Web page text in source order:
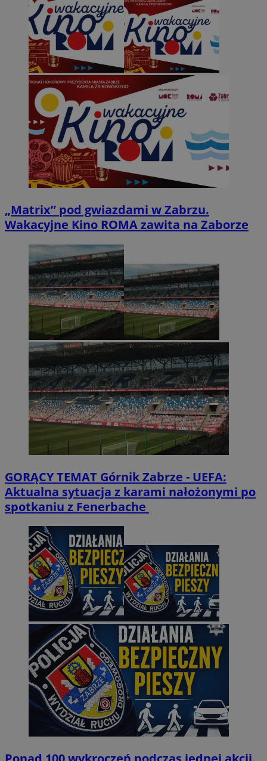
„Matrix” pod gwiazdami w Zabrzu.
Wakacyjne Kino ROMA zawita na Zaborze
GORĄCY TEMAT Górnik Zabrze - UEFA:
Aktualna sytuacja z karami nałożonymi po
spotkaniu z Fenerbache